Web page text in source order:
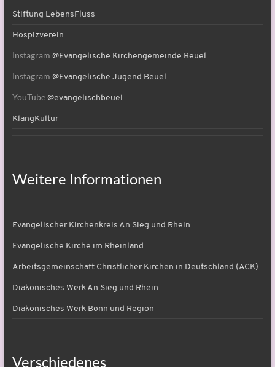
Stiftung LebensFluss
Hospizverein
Instagram @Evangelische Kirchengemeinde Beuel
Instagram @Evangelische Jugend Beuel
YouTube @evangelischbeuel
KlangKultur
Weitere Informationen
Evangelischer Kirchenkreis An Sieg und Rhein
Evangelische Kirche im Rheinland
Arbeitsgemeinschaft Christlicher Kirchen in Deutschland (ACK)
Diakonisches Werk An Sieg und Rhein
Diakonisches Werk Bonn und Region
Verschiedenes